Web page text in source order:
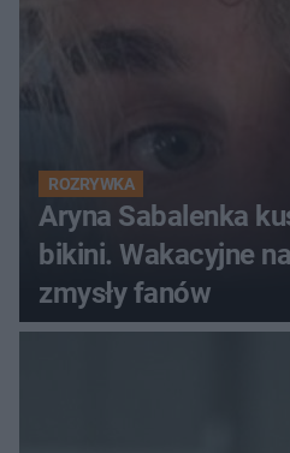
ROZRYWKA
Aryna Sabalenka
bikini. Wakacyjne
zmysły fanów